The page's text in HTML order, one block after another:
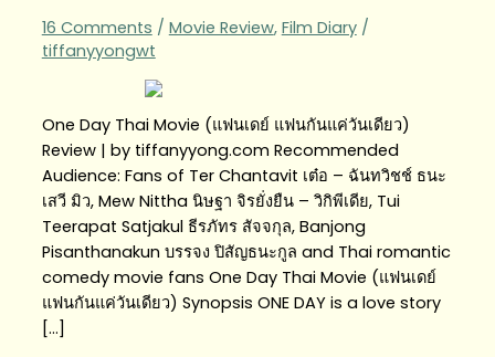
16 Comments / Movie Review, Film Diary/
tiffanyyongwt
One Day Thai Movie (แฟนเดย์ แฟนกันแค่วันเดียว)
Review | by tiffanyyong.com Recommended
Audience: Fans of Ter Chantavit เต๋อ – ฉันทวิชช์ ธนะ
เสวี มิว, Mew Nittha นิษฐา จิรยั่งยืน – วิกิพีเดีย, Tui
Teerapat Satjakul ธีรภัทร สัจจกุล, Banjong
Pisanthanakun บรรจง ปิสัญธนะกูล and Thai romantic
comedy movie fans One Day Thai Movie (แฟนเดย์
แฟนกันแค่วันเดียว) Synopsis ONE DAY is a love story
[…]